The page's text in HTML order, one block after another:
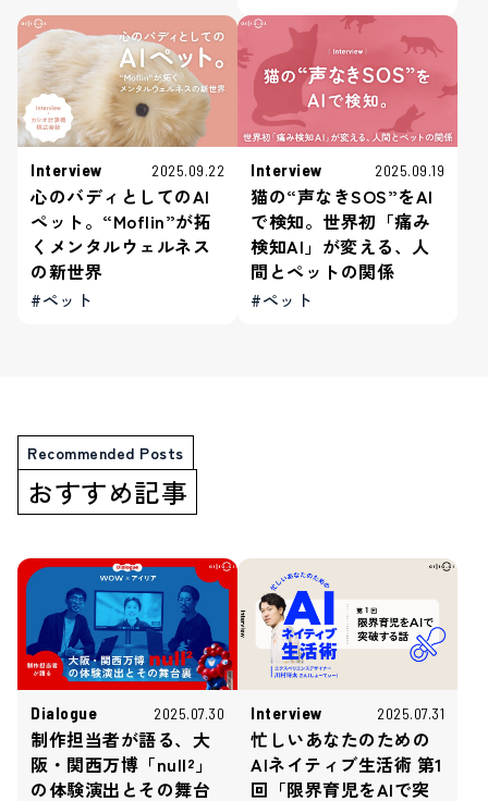
Interview 2025.09.22
心のバディとしてのAI
ペット。“Moflin”が拓
くメンタルウェルネス
の新世界
#ペット
Interview 2025.09.19
猫の“声なきSOS”をAI
で検知。世界初「痛み
検知AI」が変える、人
間とペットの関係
#ペット
Recommended Posts
おすすめ記事
Dialogue 2025.07.30
制作担当者が語る、大
阪・関西万博「null²」
の体験演出とその舞台
Interview 2025.07.31
忙しいあなたのための
AIネイティブ生活術 第1
回「限界育児をAIで突